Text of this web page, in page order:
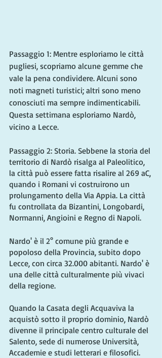
Passaggio 1: Mentre esploriamo le città
pugliesi, scopriamo alcune gemme che
vale la pena condividere. Alcuni sono
noti magneti turistici; altri sono meno
conosciuti ma sempre indimenticabili.
Questa settimana esploriamo Nardò,
vicino a Lecce.
Passaggio 2: Storia. Sebbene la storia del
territorio di Nardò risalga al Paleolitico,
la città può essere fatta risalire al 269 aC,
quando i Romani vi costruirono un
prolungamento della Via Appia. La città
fu controllata da Bizantini, Longobardi,
Normanni, Angioini e Regno di Napoli.
Nardo' è il 2° comune più grande e
popoloso della Provincia, subito dopo
Lecce, con circa 32.000 abitanti. Nardo' è
una delle città culturalmente più vivaci
della regione.
Quando la Casata degli Acquaviva la
acquistò sotto il proprio dominio, Nardò
divenne il principale centro culturale del
Salento, sede di numerose Università,
Accademie e studi letterari e filosofici.